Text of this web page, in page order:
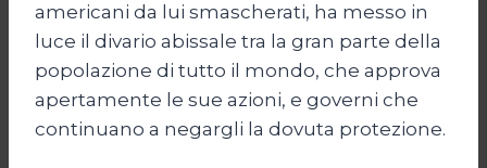
americani da lui smascherati, ha messo in
luce il divario abissale tra la gran parte della
popolazione di tutto il mondo, che approva
apertamente le sue azioni, e governi che
continuano a negargli la dovuta protezione.